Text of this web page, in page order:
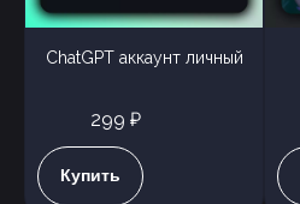
ChatGPT аккаунт личный
299 ₽
Купить